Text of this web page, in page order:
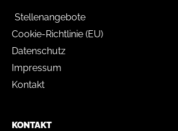
Stellenangebote
Cookie-Richtlinie (EU)
Datenschutz
Impressum
Kontakt
KONTAKT